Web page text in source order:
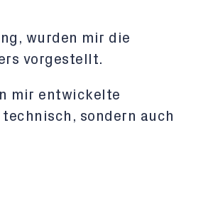
wurden mir die
vorgestellt.
mir entwickelte
sondern auch